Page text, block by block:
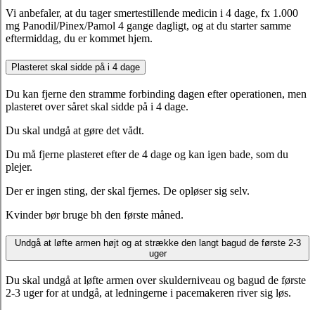
Vi anbefaler, at du tager smertestillende medicin i 4 dage, fx 1.000
mg Panodil/Pinex/Pamol 4 gange dagligt, og at du starter samme
eftermiddag, du er kommet hjem.
Plasteret skal sidde på i 4 dage
Du kan fjerne den stramme forbinding dagen efter operationen, men
plasteret over såret skal sidde på i 4 dage.
Du skal undgå at gøre det vådt.
Du må fjerne plasteret efter de 4 dage og kan igen bade, som du
plejer.
Der er ingen sting, der skal fjernes. De opløser sig selv.
Kvinder bør bruge bh den første måned.
Undgå at løfte armen højt og at strække den langt bagud de første 2-3
uger
Du skal undgå at løfte armen over skulderniveau og bagud de første
2-3 uger for at undgå, at ledningerne i pacemakeren river sig løs.